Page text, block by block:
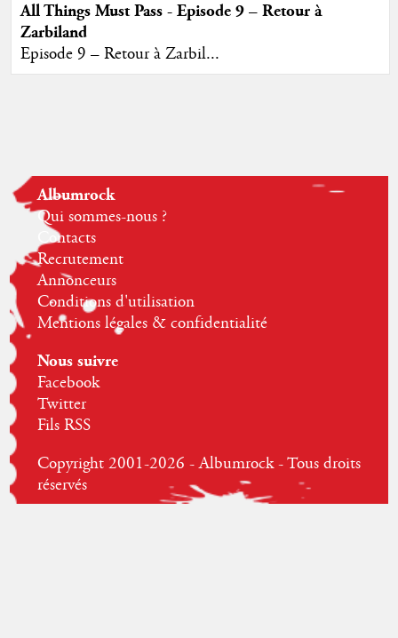
All Things Must Pass - Episode 9 – Retour à
Zarbiland
Episode 9 – Retour à Zarbil...
Albumrock
Qui sommes-nous ?
Contacts
Recrutement
Annonceurs
Conditions d'utilisation
Mentions légales & confidentialité
Nous suivre
Facebook
Twitter
Fils RSS
Copyright 2001-2026 - Albumrock - Tous droits
réservés